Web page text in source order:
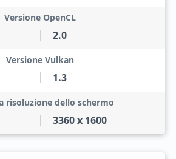
Versione OpenCL
2.0
Versione Vulkan
1.3
risoluzione dello schermo
3360 x 1600